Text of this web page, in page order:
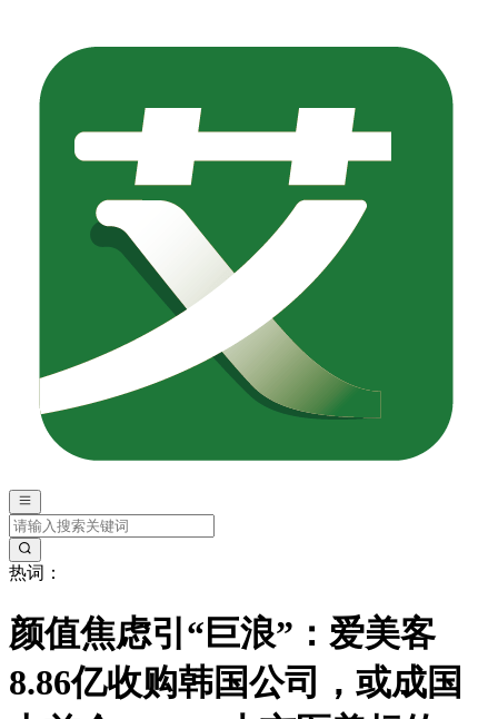
热词：
颜值焦虑引“巨浪”：爱美客
8.86亿收购韩国公司，或成国